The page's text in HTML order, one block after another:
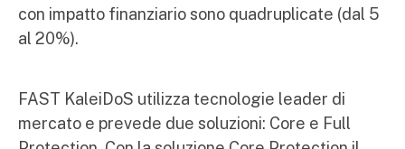
con impatto finanziario sono quadruplicate (dal 5
al 20%).
FAST KaleiDoS utilizza tecnologie leader di
mercato e prevede due soluzioni: Core e Full